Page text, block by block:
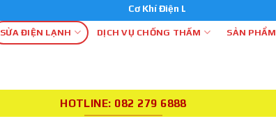
Cơ Khí Điện Lạnh Thiên Phú
SỬA ĐIỆN LẠNH DỊCH VỤ CHỐNG THẤM SẢN PHẨM
HOTLINE: 082 279 6888